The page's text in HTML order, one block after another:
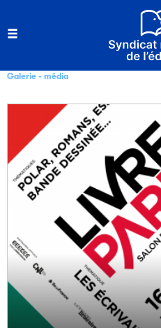
Galerie - média
Filéas
Filéas est une plateforme en
des acteurs de la filière du
ouvrages grâce à Filéas.